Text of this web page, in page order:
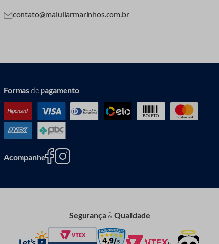
contato@maluliarmarinhos.com.br
Formasde pagamento
Acompanhe
Segurança&Qualidade